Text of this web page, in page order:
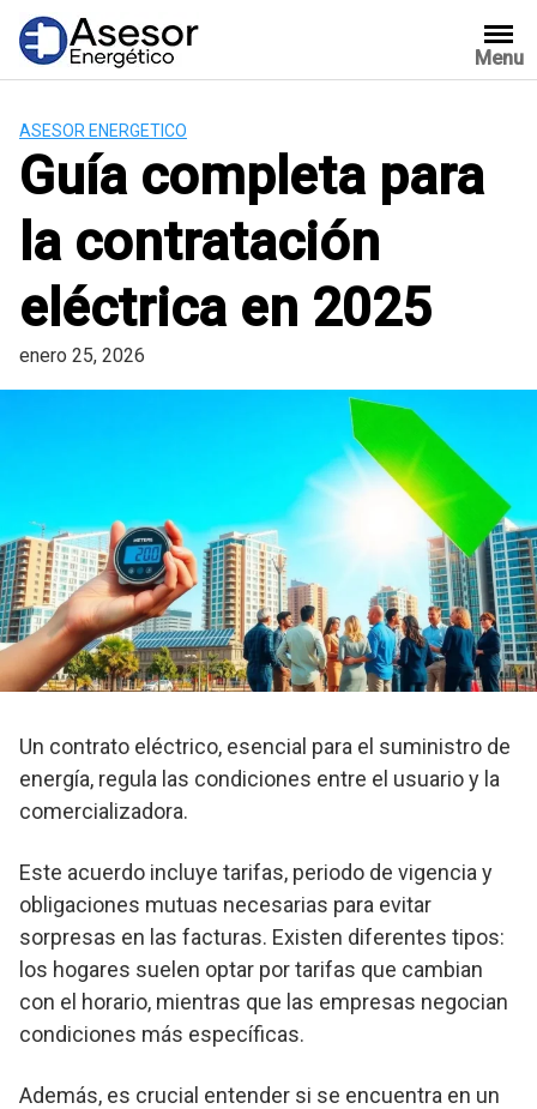
Saltar
contenido
Menu
ASESOR ENERGETICO
Guía completa para
la contratación
eléctrica en 2025
enero 25, 2026
Un contrato eléctrico, esencial para el suministro de
energía, regula las condiciones entre el usuario y la
comercializadora.
Este acuerdo incluye tarifas, periodo de vigencia y
obligaciones mutuas necesarias para evitar
sorpresas en las facturas. Existen diferentes tipos:
los hogares suelen optar por tarifas que cambian
con el horario, mientras que las empresas negocian
condiciones más específicas.
Además, es crucial entender si se encuentra en un